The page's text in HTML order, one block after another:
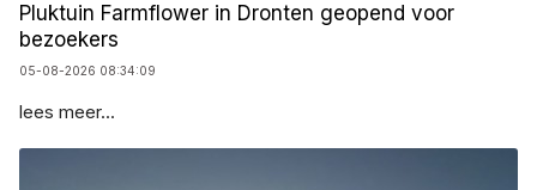
Pluktuin Farmflower in Dronten geopend voor
bezoekers
05-08-2026 08:34:09
lees meer...